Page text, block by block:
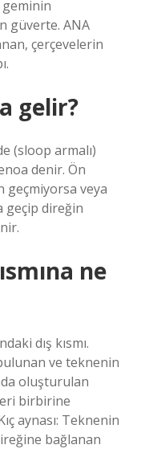
güverte. ANA
çerçevelerin
gelir?
(sloop armalı)
denir. Ön
geçmiyorsa veya
geçip direğin
ne
dış kısmı.
ve teknenin
oluşturulan
birbirine
aynası: Teknenin
bağlanan